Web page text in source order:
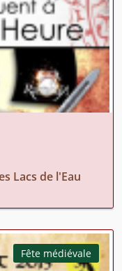
Lacs de l'Eau
Fête médiévale